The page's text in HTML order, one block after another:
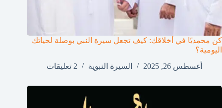
كن محمديًا في أخلاقك: كيف تجعل سيرة النبي بوصلة لحياتك
اليومية؟
أغسطس 26, 2025
السيرة النبوية 2 تعليقات